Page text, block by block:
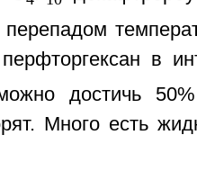
перфторгексан в
достичь
Много есть